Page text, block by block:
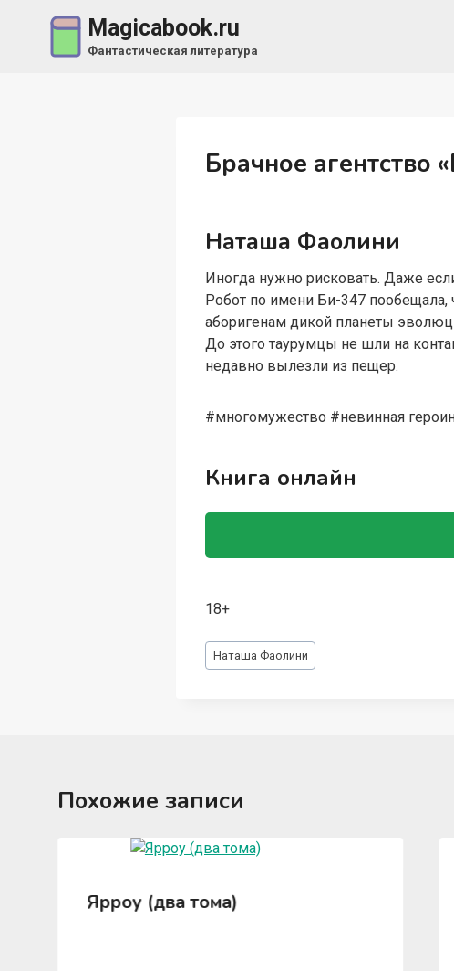
содержимому
Magicabook.ru
Фантастическая литература
Брачное агентство
Наташа Фаолини
Иногда нужно рисковать. Даже
Робот по имени Би-347 пообещала,
аборигенам дикой планеты
До этого таурумцы не шли на
недавно вылезли из пещер.
#многомужество #невинная
Книга онлайн
18+
Метки
записи:
Наташа Фаолини
Похожие записи
Ярроу (два тома)